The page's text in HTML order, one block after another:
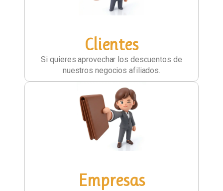
Clientes
Si quieres aprovechar los descuentos de
nuestros negocios afiliados.
Empresas